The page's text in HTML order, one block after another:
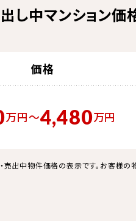
し中マンション価
価格
万円〜4,480万円
出中物件価格の表示です。お客様の